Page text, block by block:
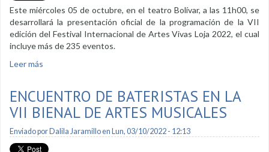
Este miércoles 05 de octubre, en el teatro Bolívar, a las 11h00, se
desarrollará la presentación oficial de la programación de la VII
edición del Festival Internacional de Artes Vivas Loja 2022, el cual
incluye más de 235 eventos.
Leer más
ENCUENTRO DE BATERISTAS EN LA
VII BIENAL DE ARTES MUSICALES
Enviado por Dalila Jaramilloen Lun, 03/10/2022 - 12:13